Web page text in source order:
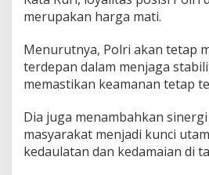
merupakan harga mati.
Menurutnya, Polri akan tetap
terdepan dalam menjaga
memastikan keamanan tetap
Dia juga menambahkan
masyarakat menjadi kunci
kedaulatan dan kedamaian di